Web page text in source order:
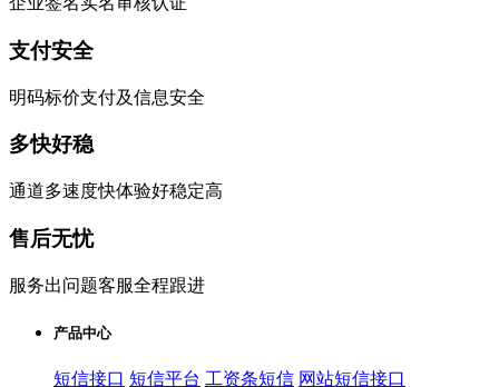
支付安全
明码标价支付及信息安全
多快好稳
通道多速度快体验好稳定高
售后无忧
服务出问题客服全程跟进
产品中心
短信接口 短信平台 工资条短信 网站短信接口